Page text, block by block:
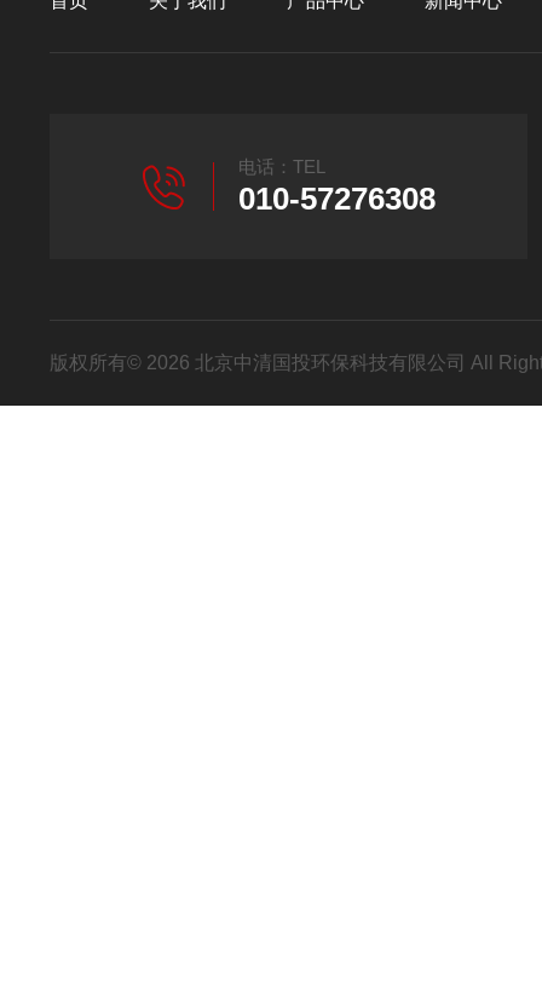
电话：TEL
010-57276308
版权所有© 2026 北京中清国投环保科技有限公司 All